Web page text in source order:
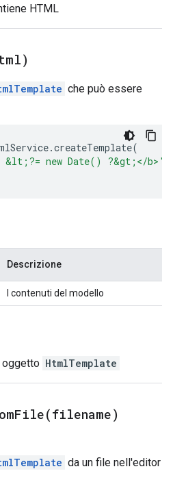
HTML
che può essere
.createTemplate(
&lt;?= new Date() ?&gt;</b>'
Descrizione
I contenuti del modello
oggetto HtmlTemplate
filename)
da un file nell'editor